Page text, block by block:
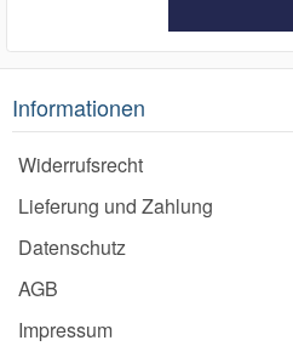
Informationen
Widerrufsrecht
Lieferung und Zahlung
Datenschutz
AGB
Impressum